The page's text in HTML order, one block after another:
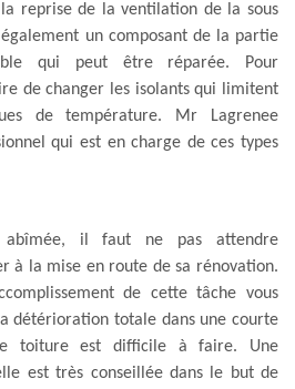
reprise de la ventilation de la sous
un composant de la partie
qui peut être réparée. Pour
de changer les isolants qui limitent
de température. Mr Lagrenee
qui est en charge de ces types
abîmée, il faut ne pas attendre
à la mise en route de sa rénovation.
de cette tâche vous
détérioration totale dans une courte
toiture est difficile à faire. Une
est très conseillée dans le but de